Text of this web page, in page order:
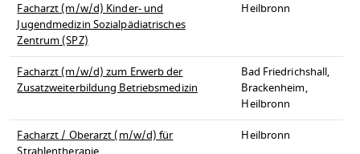
Facharzt (m/w/d) Kinder- und
Jugendmedizin Sozialpädiatrisches
Zentrum (SPZ)
Heilbronn
Facharzt (m/w/d) zum Erwerb der
Zusatzweiterbildung Betriebsmedizin
Bad Friedrichshall,
Brackenheim,
Heilbronn
Facharzt / Oberarzt (m/w/d) für
Heilbronn